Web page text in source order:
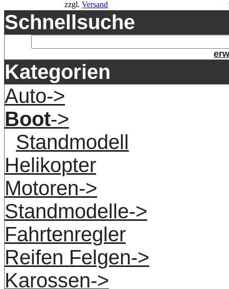
zzgl. Versand
Schnellsuche
Kategorien
Auto->
Boot->
Standmodell
Helikopter
Motoren->
Standmodelle->
Fahrtenregler
Reifen Felgen->
Karossen->